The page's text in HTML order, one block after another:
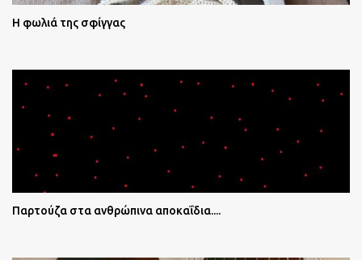
Η φωλιά της σφίγγας
Παρτούζα στα ανθρώπινα αποκαΐδια....